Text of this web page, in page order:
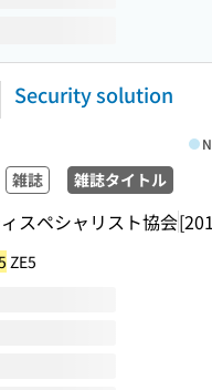
Security solution
雑誌 雑誌タイトル
スペシャリスト協会
ZE5
title